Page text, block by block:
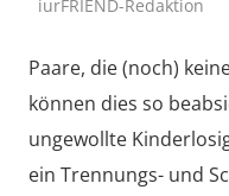
iurFRIEND-Redaktion
Paare, die (noch)
können dies so
ungewollte
ein Trennungs- und